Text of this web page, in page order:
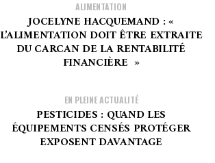
ALIMENTATION
JOCELYNE HACQUEMAND : «
L’ALIMENTATION DOIT ÊTRE EXTRAITE
DU CARCAN DE LA RENTABILITÉ
FINANCIÈRE »
EN PLEINE ACTUALITÉ
PESTICIDES : QUAND LES
ÉQUIPEMENTS CENSÉS PROTÉGER
EXPOSENT DAVANTAGE